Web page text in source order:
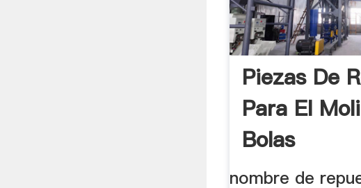
Piezas De
Para El
Bolas
nombre de